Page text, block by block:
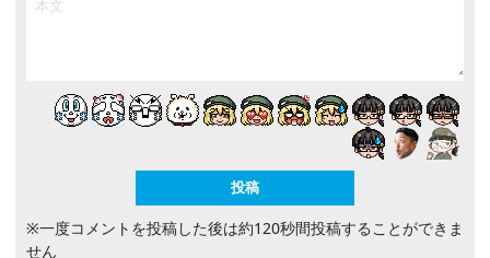
※一度コメントを投稿した後は約120秒間投稿することができま
せん